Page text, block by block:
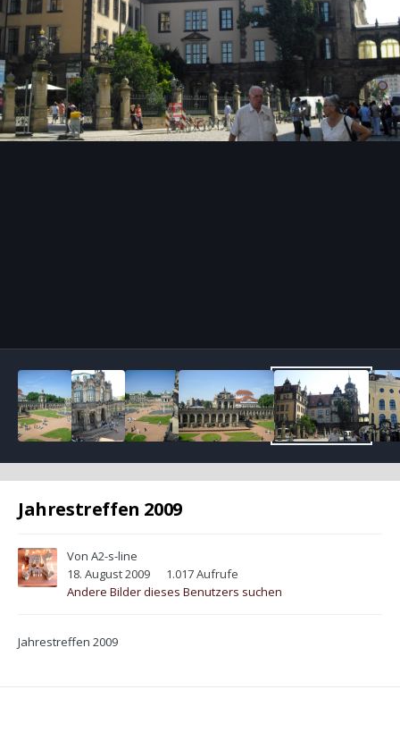
Jahrestreffen 2009
Von A2-s-line
18. August 2009
1.017 Aufrufe
Andere Bilder dieses Benutzers suchen
Jahrestreffen 2009